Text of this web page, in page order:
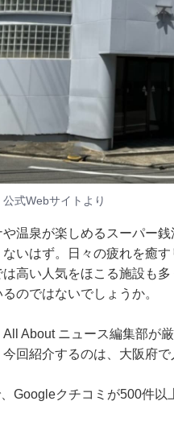
公式Webサイトより
温泉が楽しめるスーパー
いはず。日々の疲れを癒
は高い人気をほこる施設も
のではないでしょうか。
About ニュース編集部が
回紹介するのは、大阪府
Googleクチコミが500件以